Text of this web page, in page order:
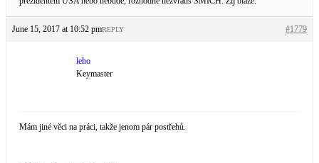
June 15, 2017 at 10:52 pm #1779
REPLY
leho
Keymaster
Mám jiné věci na práci, takže jenom pár postřehů.